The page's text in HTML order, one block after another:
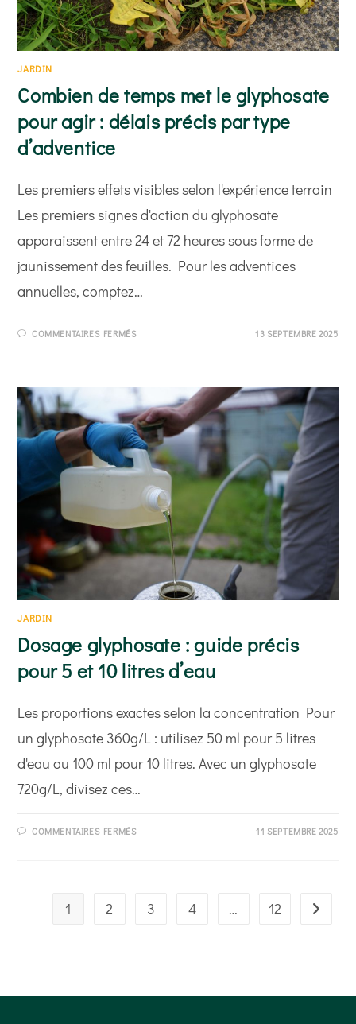
JARDIN
Combien de temps met le glyphosate
pour agir : délais précis par type
d’adventice
Les premiers effets visibles selon l'expérience terrain
Les premiers signes d'action du glyphosate
apparaissent entre 24 et 72 heures sous forme de
jaunissement des feuilles. Pour les adventices
annuelles, comptez…
COMMENTAIRES FERMÉSSUR
LE
GLYPHOSATE
POUR
AGIR
:
DÉLAIS
PRÉCIS
PAR
TYPE
D’ADVENTICE
13 SEPTEMBRE 2025
JARDIN
Dosage glyphosate : guide précis
pour 5 et 10 litres d’eau
Les proportions exactes selon la concentration Pour
un glyphosate 360g/L : utilisez 50 ml pour 5 litres
d'eau ou 100 ml pour 10 litres. Avec un glyphosate
720g/L, divisez ces…
COMMENTAIRES FERMÉSSUR 11 SEPTEMBRE 2025
1 2 3 4 … 12 Aller à